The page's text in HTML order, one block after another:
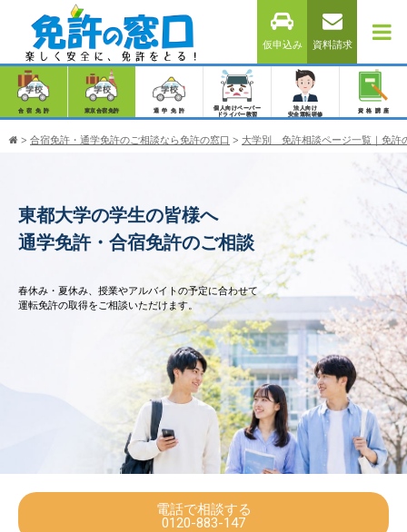
仮申込み 資料請求
合宿免許 東京合宿免許 通学免許
個人向けペーパー
ドライバー教習
法人向け
安全運転研修
資格講座
> 合宿免許・通学免許のご相談なら免許の窓口 > 大学別 免許相談ページ一覧｜免許
東都大学の学生の皆様へ
通学免許・合宿免許のご相談
春休み・夏休み、授業やアルバイトの予定に合わせて
運転免許の取得をご相談いただけます。
電話で相談する
0120-883-147